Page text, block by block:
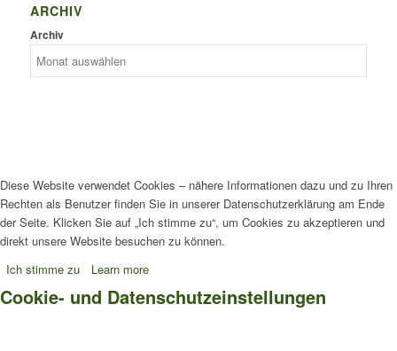
ARCHIV
Archiv
Diese Website verwendet Cookies – nähere Informationen dazu und zu Ihren
Rechten als Benutzer finden Sie in unserer Datenschutzerklärung am Ende
der Seite. Klicken Sie auf „Ich stimme zu“, um Cookies zu akzeptieren und
direkt unsere Website besuchen zu können.
Ich stimme zu
Learn more
Cookie- und Datenschutzeinstellungen